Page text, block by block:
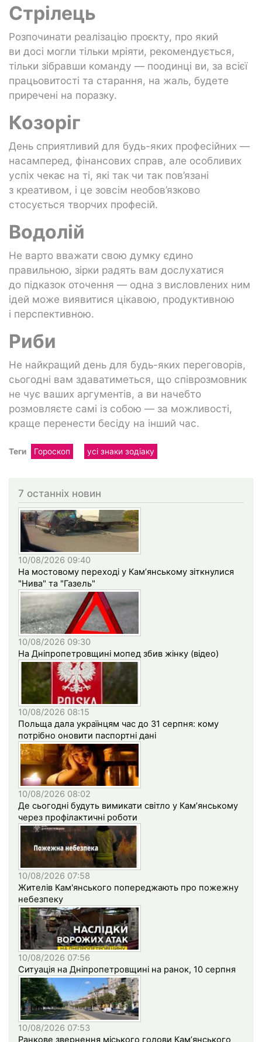
Стрілець
Розпочинати реалізацію проєкту, про який
ви досі могли тільки мріяти, рекомендується,
тільки зібравши команду — поодинці ви, за всієї
працьовитості та старання, на жаль, будете
приречені на поразку.
Козоріг
День сприятливий для будь-яких професійних —
насамперед, фінансових справ, але особливих
успіх чекає на ті, які так чи так пов’язані
з креативом, і це зовсім необов’язково
стосується творчих професій.
Водолій
Не варто вважати свою думку єдино
правильною, зірки радять вам дослухатися
до підказок оточення — одна з висловлених ним
ідей може виявитися цікавою, продуктивною
і перспективною.
Риби
Не найкращий день для будь-яких переговорів,
сьогодні вам здаватиметься, що співрозмовник
не чує ваших аргументів, а ви начебто
розмовляєте самі із собою — за можливості,
краще перенести бесіду на інший час.
Теги Гороскоп усі знаки зодіаку
7 останніх новин
10/08/2026 09:40
На мостовому переході у Кам’янському зіткнулися
"Нива" та "Газель"
10/08/2026 09:30
На Дніпропетровщині мопед збив жінку (відео)
10/08/2026 08:15
Польща дала українцям час до 31 серпня: кому
потрібно оновити паспортні дані
10/08/2026 08:02
Де сьогодні будуть вимикати світло у Кам’янському
через профілактичні роботи
10/08/2026 07:58
Жителів Кам'янського попереджають про пожежну
небезпеку
10/08/2026 07:56
Ситуація на Дніпропетровщині на ранок, 10 серпня
10/08/2026 07:53
Ранкове звернення міського голови Кам’янського